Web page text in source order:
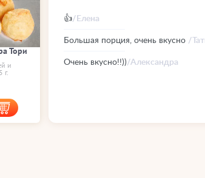
👍/Елена
Большая порция, очень вкусно /
Очень вкусно!!))/Александра
Тори
и
г.